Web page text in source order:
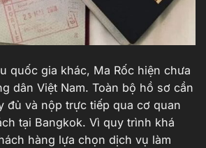
quốc gia khác, Ma Rốc hiện chưa
dân Việt Nam. Toàn bộ hồ sơ cần
đủ và nộp trực tiếp qua cơ quan
tại Bangkok. Vì quy trình khá
hàng lựa chọn dịch vụ làm